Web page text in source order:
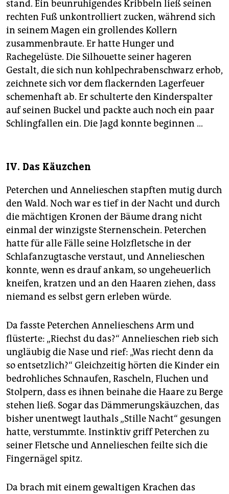
stand. Ein beunruhigendes Kribbeln ließ seinen
rechten Fuß unkontrolliert zucken, während sich
in seinem Magen ein grollendes Kollern
zusammenbraute. Er hatte Hunger und
Rachegelüste. Die Silhouette seiner hageren
Gestalt, die sich nun kohlpechrabenschwarz erhob,
zeichnete sich vor dem flackernden Lagerfeuer
schemenhaft ab. Er schulterte den Kinderspalter
auf seinen Buckel und packte auch noch ein paar
Schlingfallen ein. Die Jagd konnte beginnen …
IV. Das Käuzchen
Peterchen und Annelieschen stapften mutig durch
den Wald. Noch war es tief in der Nacht und durch
die mächtigen Kronen der Bäume drang nicht
einmal der winzigste Sternenschein. Peterchen
hatte für alle Fälle seine Holzfletsche in der
Schlafanzugtasche verstaut, und Annelieschen
konnte, wenn es drauf ankam, so ungeheuerlich
kneifen, kratzen und an den Haaren ziehen, dass
niemand es selbst gern erleben würde.
Da fasste Peterchen Annelieschens Arm und
flüsterte: „Riechst du das?“ Annelieschen rieb sich
ungläubig die Nase und rief: „Was riecht denn da
so entsetzlich?“ Gleichzeitig hörten die Kinder ein
bedrohliches Schnaufen, Rascheln, Fluchen und
Stolpern, dass es ihnen beinahe die Haare zu Berge
stehen ließ. Sogar das Dämmerungskäuzchen, das
bisher unentwegt lauthals „Stille Nacht“ gesungen
hatte, verstummte. Instinktiv griff Peterchen zu
seiner Fletsche und Annelieschen feilte sich die
Fingernägel spitz.
Da brach mit einem gewaltigen Krachen das